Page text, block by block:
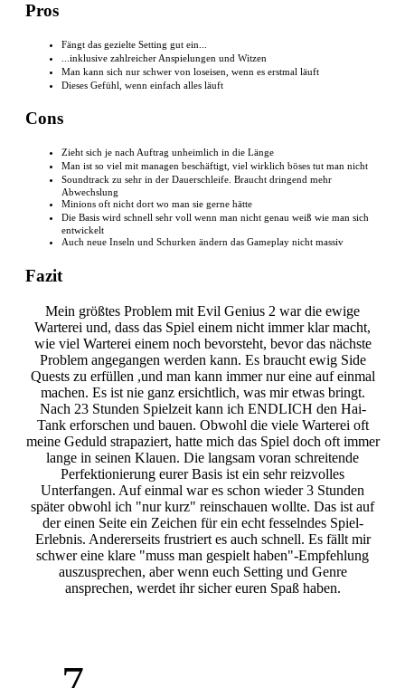
Pros
Fängt das gezielte Setting gut ein...
...inklusive zahlreicher Anspielungen und Witzen
Man kann sich nur schwer von loseisen, wenn es erstmal läuft
Dieses Gefühl, wenn einfach alles läuft
Cons
Zieht sich je nach Auftrag unheimlich in die Länge
Man ist so viel mit managen beschäftigt, viel wirklich böses tut man nicht
Soundtrack zu sehr in der Dauerschleife. Braucht dringend mehr
Abwechslung
Minions oft nicht dort wo man sie gerne hätte
Die Basis wird schnell sehr voll wenn man nicht genau weiß wie man sich
entwickelt
Auch neue Inseln und Schurken ändern das Gameplay nicht massiv
Fazit
Mein größtes Problem mit Evil Genius 2 war die ewige
Warterei und, dass das Spiel einem nicht immer klar macht,
wie viel Warterei einem noch bevorsteht, bevor das nächste
Problem angegangen werden kann. Es braucht ewig Side
Quests zu erfüllen ,und man kann immer nur eine auf einmal
machen. Es ist nie ganz ersichtlich, was mir etwas bringt.
Nach 23 Stunden Spielzeit kann ich ENDLICH den Hai-
Tank erforschen und bauen. Obwohl die viele Warterei oft
meine Geduld strapaziert, hatte mich das Spiel doch oft immer
lange in seinen Klauen. Die langsam voran schreitende
Perfektionierung eurer Basis ist ein sehr reizvolles
Unterfangen. Auf einmal war es schon wieder 3 Stunden
später obwohl ich "nur kurz" reinschauen wollte. Das ist auf
der einen Seite ein Zeichen für ein echt fesselndes Spiel-
Erlebnis. Andererseits frustriert es auch schnell. Es fällt mir
schwer eine klare "muss man gespielt haben"-Empfehlung
auszusprechen, aber wenn euch Setting und Genre
ansprechen, werdet ihr sicher euren Spaß haben.